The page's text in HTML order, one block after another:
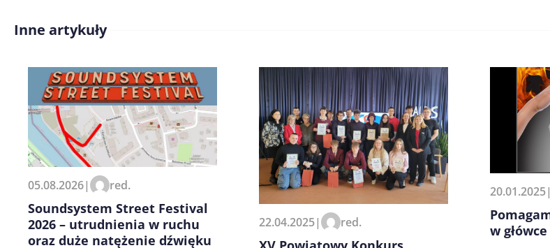
Zapamiętaj moje dane w tej przeglądarce podczas pisania
kolejnych komentarzy.
Inne artykuły
05.08.2026| red.
Soundsystem Street Festival
2026 – utrudnienia w ruchu
oraz duże natężenie dźwięku
22.04.2025| red.
20.01.2025|
w